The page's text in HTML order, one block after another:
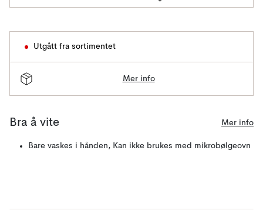
Utgått fra sortimentet
Mer info
Bra å vite Mer info
Bare vaskes i hånden, Kan ikke brukes med mikrobølgeovn